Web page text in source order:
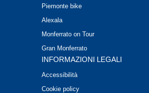
Piemonte bike
Alexala
Monferrato on Tour
Gran Monferrato
INFORMAZIONI LEGALI
Accessibilità
Cookie policy